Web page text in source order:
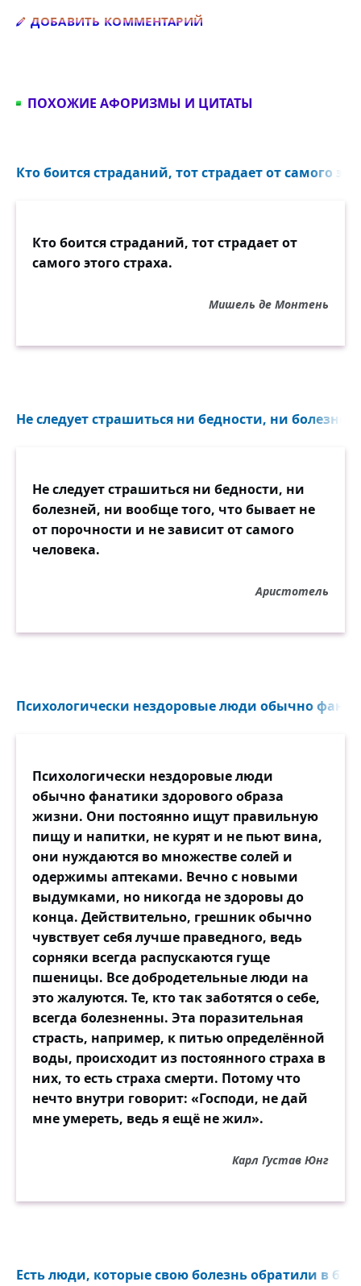
ДОБАВИТЬ КОММЕНТАРИЙ
ПОХОЖИЕ АФОРИЗМЫ И ЦИТАТЫ
Кто боится страданий, тот страдает от самого
Кто боится страданий, тот страдает от
самого этого страха.
Мишель де Монтень
Не следует страшиться ни бедности, ни
Не следует страшиться ни бедности, ни
болезней, ни вообще того, что бывает не
от порочности и не зависит от самого
человека.
Аристотель
Психологически нездоровые люди обычно
Психологически нездоровые люди
обычно фанатики здорового образа
жизни. Они постоянно ищут правильную
пищу и напитки, не курят и не пьют вина,
они нуждаются во множестве солей и
одержимы аптеками. Вечно с новыми
выдумками, но никогда не здоровы до
конца. Действительно, грешник обычно
чувствует себя лучше праведного, ведь
сорняки всегда распускаются гуще
пшеницы. Все добродетельные люди на
это жалуются. Те, кто так заботятся о себе,
всегда болезненны. Эта поразительная
страсть, например, к питью определённой
воды, происходит из постоянного страха в
них, то есть страха смерти. Потому что
нечто внутри говорит: «Господи, не дай
мне умереть, ведь я ещё не жил».
Карл Густав Юнг
Есть люди, которые свою болезнь обратили в